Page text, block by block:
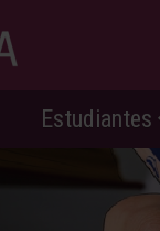
Estudiantes